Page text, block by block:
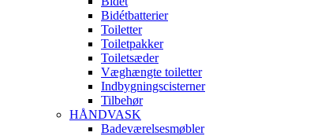
Bidétbatterier
Toiletter
Toiletpakker
Toiletsæder
Væghængte toiletter
Indbygningscisterner
Tilbehør
HÅNDVASK
Badeværelsesmøbler